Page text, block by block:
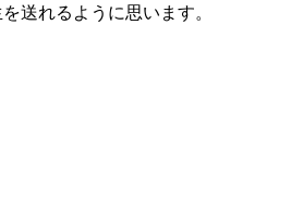
送れるように思います。